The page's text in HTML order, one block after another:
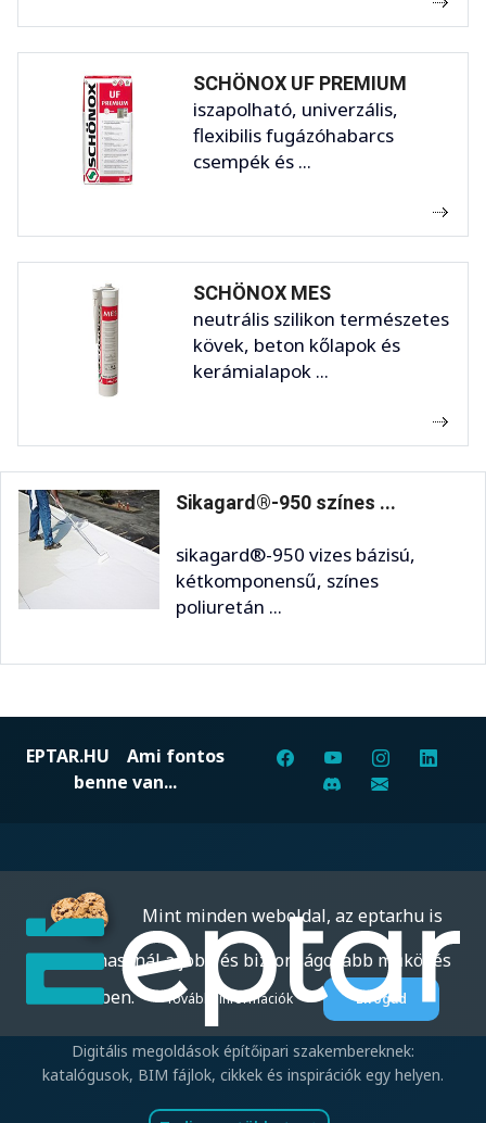
SCHÖNOX UF PREMIUM
iszapolható, univerzális,
flexibilis fugázóhabarcs
csempék és ...
SCHÖNOX MES
neutrális szilikon természetes
kövek, beton kőlapok és
kerámialapok ...
Sikagard®-950 színes ...
sikagard®-950 vizes bázisú,
kétkomponensű, színes
poliuretán ...
EPTAR.HU Ami fontos
benne van...
Digitális megoldások építőipari szakembereknek:
katalógusok, BIM fájlok, cikkek és inspirációk egy helyen.
Mint minden weboldal, az eptar.hu is
sütiket használ a jobb és biztonságosabb működés
érdekében.További információk Elfogad